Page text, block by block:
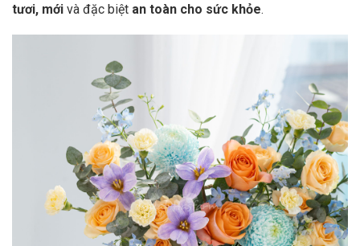
tươi, mới và đặc biệt an toàn cho sức khỏe.